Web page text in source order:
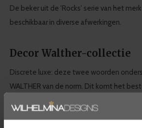
De beker uit de 'Rocks' serie van het
beschikbaar in diverse afwerkingen.
Decor Walther-collectie
Discrete luxe: deze twee woorden
WALTHER van de norm. Dit komt het
kwaliteit en het design. Dit maakt Decor